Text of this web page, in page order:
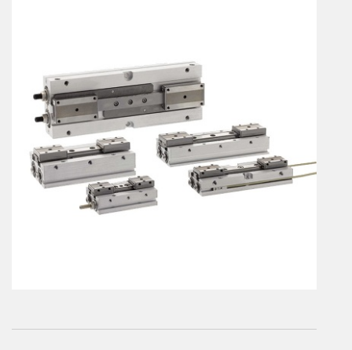
CONTRÔLE DES FLUIDES
Auxiliaires de ligne
Auxiliaires de raccordement
Électrovannes tous fluides
DISTRIBUTEURS
Commande à pédale
Commande électrique